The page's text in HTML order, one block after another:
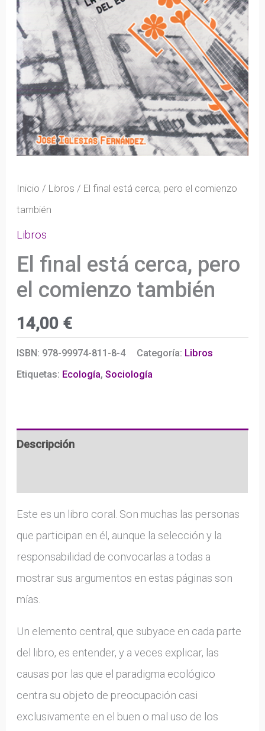
Inicio / Libros / El final está cerca, pero el comienzo
también
Libros
El final está cerca, pero
el comienzo también
14,00 €
ISBN: 978-99974-811-8-4 Categoría: Libros
Etiquetas: Ecología,Sociología
Descripción
Este es un libro coral. Son muchas las personas
que participan en él, aunque la selección y la
responsabilidad de convocarlas a todas a
mostrar sus argumentos en estas páginas son
mías.
Un elemento central, que subyace en cada parte
del libro, es entender, y a veces explicar, las
causas por las que el paradigma ecológico
centra su objeto de preocupación casi
exclusivamente en el buen o mal uso de los